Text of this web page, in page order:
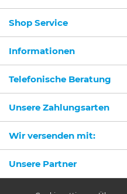
Shop Service
Informationen
Telefonische Beratung
Unsere Zahlungsarten
Wir versenden mit:
Unsere Partner